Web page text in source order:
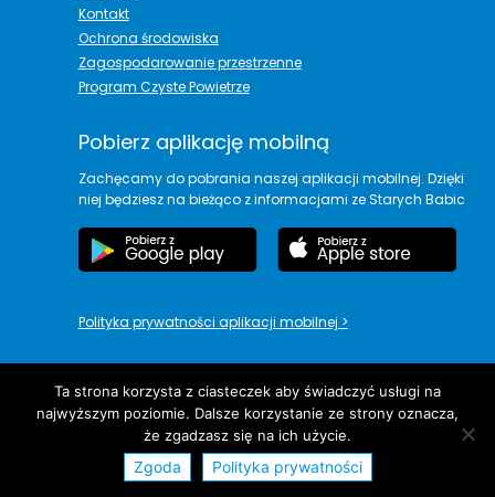
Kontakt
Ochrona środowiska
Zagospodarowanie przestrzenne
Program Czyste Powietrze
Pobierz aplikację mobilną
Zachęcamy do pobrania naszej aplikacji mobilnej. Dzięki
niej będziesz na bieżąco z informacjami ze Starych Babic
Polityka prywatności aplikacji mobilnej >
copyright© Urząd Gminy Stare Babice
Ta strona korzysta z ciasteczek aby świadczyć usługi na
najwyższym poziomie. Dalsze korzystanie ze strony oznacza,
że zgadzasz się na ich użycie.
Zgoda Polityka prywatności